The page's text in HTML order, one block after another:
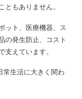
ともありません。
ット、医療機器、ス
の発生防止、コスト
支えています。
常生活に大きく関わ